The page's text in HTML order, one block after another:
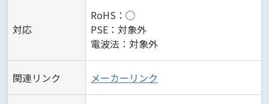
対応
RoHS：◯
PSE：対象外
電波法：対象外
関連リンク メーカーリンク